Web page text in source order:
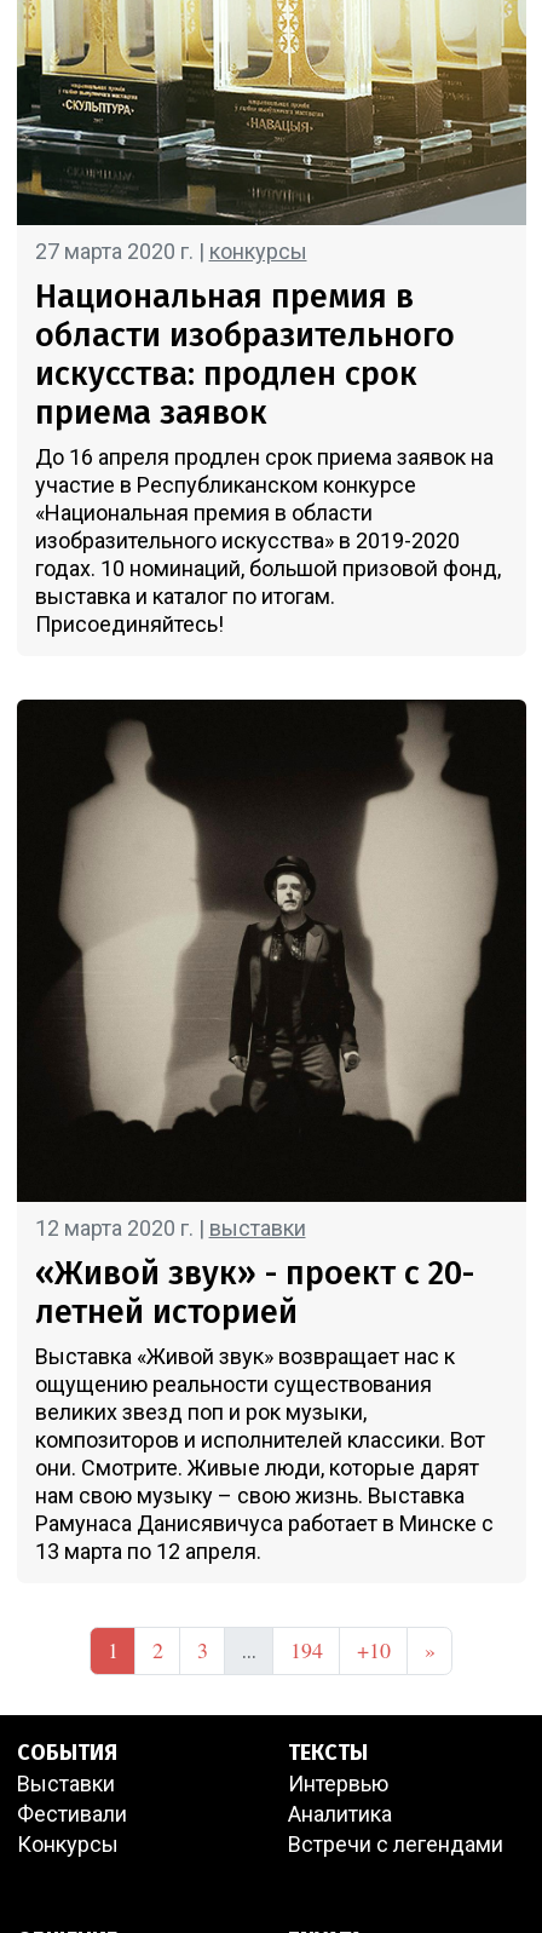
27 марта 2020 г. | конкурсы
Национальная премия в
области изобразительного
искусства: продлен срок
приема заявок
До 16 апреля продлен срок приема заявок на
участие в Республиканском конкурсе
«Национальная премия в области
изобразительного искусства» в 2019-2020
годах. 10 номинаций, большой призовой фонд,
выставка и каталог по итогам.
Присоединяйтесь!
12 марта 2020 г. | выставки
«Живой звук» - проект с 20-
летней историей
Выставка «Живой звук» возвращает нас к
ощущению реальности существования
великих звезд поп и рок музыки,
композиторов и исполнителей классики. Вот
они. Смотрите. Живые люди, которые дарят
нам свою музыку – свою жизнь. Выставка
Рамунаса Данисявичуса работает в Минске с
13 марта по 12 апреля.
1 2 3 ... 194 +10 »
СОБЫТИЯ
Выставки
Фестивали
Конкурсы
ТЕКСТЫ
Интервью
Аналитика
Встречи с легендами